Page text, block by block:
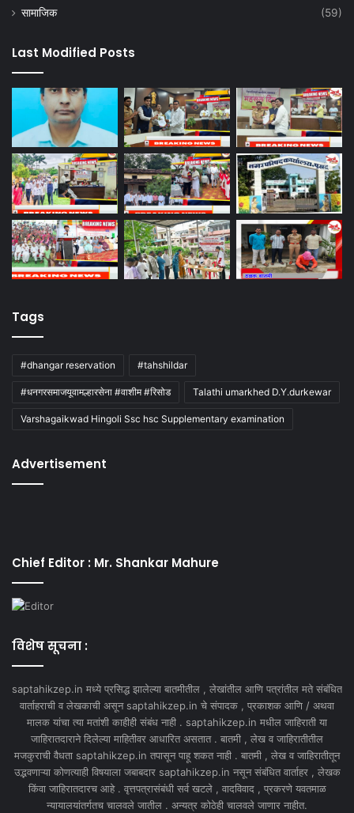
सामाजिक
(59)
Last Modified Posts
Tags
#dhangar reservation #tahshildar
#धनगरसमाजयूवामल्हारसेना #वाशीम #रिसोड Talathi umarkhed D.Y.durkewar
Varshagaikwad Hingoli Ssc hsc Supplementary examination
Advertisement
Chief Editor : Mr. Shankar Mahure
विशेष सूचना :
saptahikzep.in मध्ये प्रसिद्ध झालेल्या बातमीतील , लेखांतील आणि पत्रांतील मते संबंधित
वार्ताहराची व लेखकाची असून saptahikzep.in चे संपादक , प्रकाशक आणि / अथवा
मालक यांचा त्या मतांशी काहीही संबंध नाही . saptahikzep.in मधील जाहिराती या
जाहिरातदाराने दिलेल्या माहितीवर आधारित असतात . बातमी , लेख व जाहिरातीतील
मजकुराची वैधता saptahikzep.in तपासून पाहू शकत नाही . बातमी , लेख व जाहिरातीतून
उद्भवणाऱ्या कोणत्याही विषयाला जबाबदार saptahikzep.in नसून संबंधित वार्ताहर , लेखक
किंवा जाहिरातदारच आहे . वृत्तपत्रासंबंधी सर्व खटले , वादविवाद , प्रकरणे यवतमाळ
न्यायालयांतर्गतच चालवले जातील . अन्यत्र कोठेही चालवले जाणार नाहीत.